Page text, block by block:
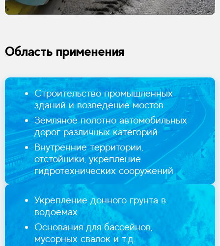
Область применения
Строительство промышленных
зданий и возведение мостов
Земляное полотно автомобильных
дорог различных категорий
Внутренние территории,
отстойники, укрепление
гидротехнических сооружений
Укрепление донного грунта в
водоемах
Основания для бассейнов,
мусорных свалок и т.д.